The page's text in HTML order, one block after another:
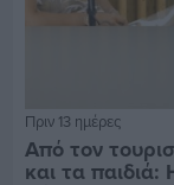
Πριν 13 ημέρες
Από τον
και τα